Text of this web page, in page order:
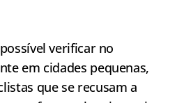
verificar no
em cidades pequenas,
que se recusam a